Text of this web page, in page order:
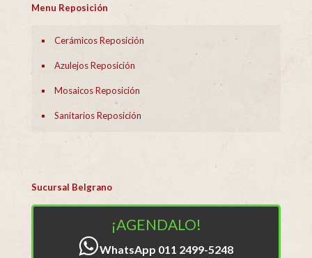
Menu Reposición
Cerámicos Reposición
Azulejos Reposición
Mosaicos Reposición
Sanitarios Reposición
Sucursal Belgrano
¡AGENDALO!
WhatsApp 011 2499-5248